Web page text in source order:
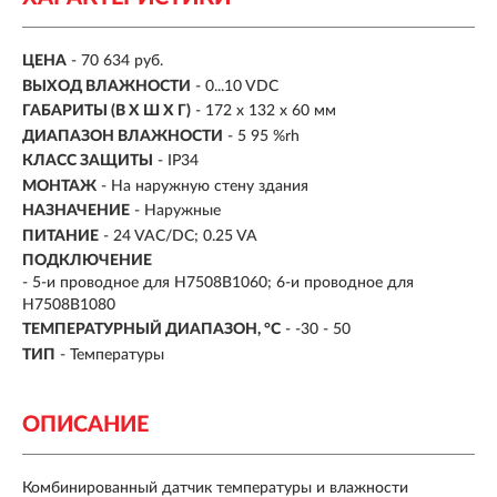
ЦЕНА - 70 634 руб.
ВЫХОД ВЛАЖНОСТИ - 0...10 VDC
ГАБАРИТЫ (В X Ш X Г) - 172 х 132 х 60 мм
ДИАПАЗОН ВЛАЖНОСТИ - 5 95 %rh
КЛАСС ЗАЩИТЫ
- IP34
МОНТАЖ - На наружную стену здания
НАЗНАЧЕНИЕ - Наружные
ПИТАНИЕ - 24 VAC/DC; 0.25 VA
ПОДКЛЮЧЕНИЕ
- 5-и проводное для H7508B1060; 6-и проводное для
H7508B1080
ТЕМПЕРАТУРНЫЙ ДИАПАЗОН, °C - -30 - 50
ТИП - Температуры
ОПИСАНИЕ
Комбинированный датчик температуры и влажности